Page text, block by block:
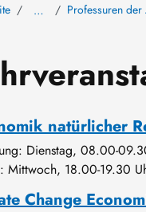
… Professuren
natürlicher
Dienstag, 08.00-
Mittwoch, 18.00-19.30
Change